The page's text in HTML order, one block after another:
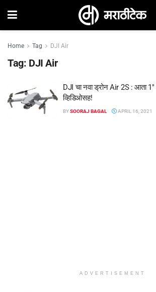
Home Tag DJI Air
Tag: DJI Air
DJI चा नवा ड्रोन Air 2S : आता
व्हिडिओसह!
BYSOORAJ BAGAL APRIL 16, 2021
ADVERTISEMENT